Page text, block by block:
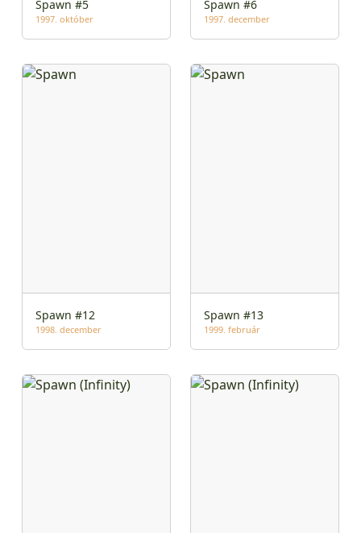
Spawn #5
1997. október
Spawn #6
1997. december
Spawn #12
1998. december
Spawn #13
1999. február